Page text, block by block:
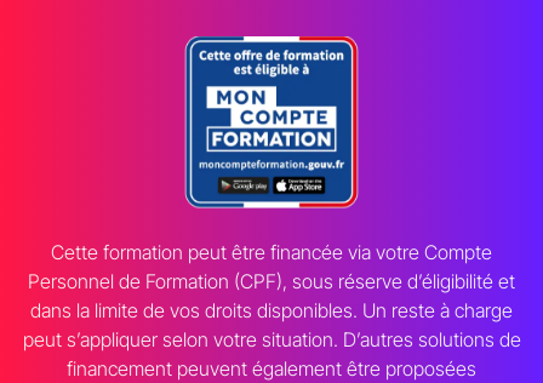
Cette formation peut être financée via votre Compte
Personnel de Formation (CPF), sous réserve d’éligibilité et
dans la limite de vos droits disponibles. Un reste à charge
peut s’appliquer selon votre situation. D’autres solutions de
financement peuvent également être proposées